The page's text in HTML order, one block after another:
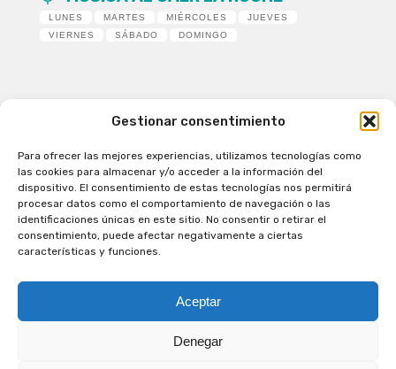
Gestionar consentimiento
Para ofrecer las mejores experiencias, utilizamos tecnologías como
las cookies para almacenar y/o acceder a la información del
dispositivo. El consentimiento de estas tecnologías nos permitirá
procesar datos como el comportamiento de navegación o las
identificaciones únicas en este sitio. No consentir o retirar el
consentimiento, puede afectar negativamente a ciertas
características y funciones.
Aceptar
Denegar
LUNES MARTES MIÉRCOLES
JUEVES
VIERNES
SÁBADO DOMINGO
Patagual Radio Digital 2026 - Todos los derechos
reservados
la Radio de Verdad
Cobertura
Programación
Síguenos en nuestras Redes Sociales